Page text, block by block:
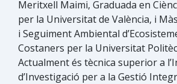
Meritxell Maimi, Graduada en
per la Universitat de València, i
i Seguiment Ambiental
Costaners per la Universitat
Actualment és tècnica superior a
d’Investigació per a la Gestió